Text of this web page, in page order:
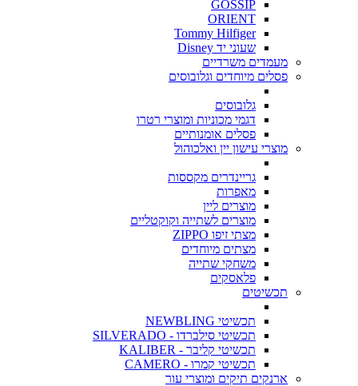
GOSSIP
ORIENT
Tommy Hilfiger
שעוני יד Disney
מעמדים משרדיים
פסלים מיוחדים וגלובוסים
גלובוסים
דגמי מכוניות ומוצרי רטרו
פסלים אומנותיים
מוצרי עישון יין ואלכוהול
גריינדרים מקססות
מאפרות
מוצרים ליין
מוצרים לשתייה וקוקטליים
מצתי זיפו ZIPPO
מצתים מיוחדים
משחקי שתייה
פלאסקים
תכשיטים
תכשיטי NEWBLING
תכשיטי סילברדו - SILVERADO
תכשיטי קליבר - KALIBER
תכשיטי קמרו - CAMERO
ארנקים תיקים ומוצרי עור